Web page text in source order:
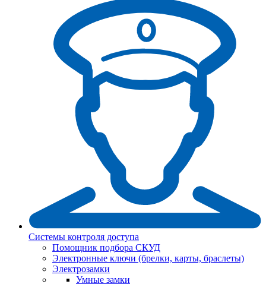
Системы контроля доступа
Помощник подбора СКУД
Электронные ключи (брелки, карты, браслеты)
Электрозамки
Умные замки